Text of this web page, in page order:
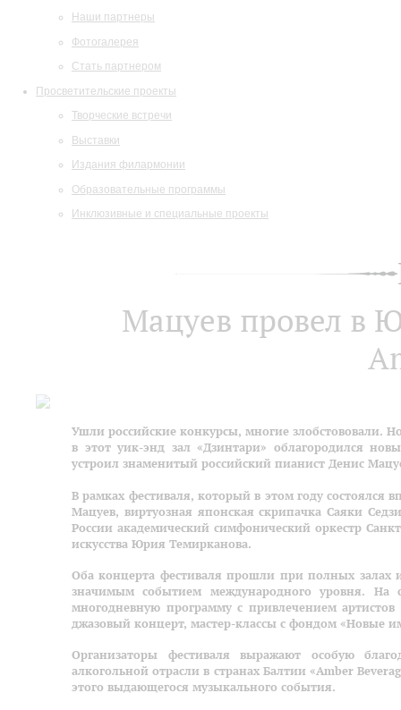
Наши партнеры
Фотогалерея
Стать партнером
Просветительские проекты
Творческие встречи
Выставки
Издания филармонии
Образовательные программы
Инклюзивные и специальные проекты
Мацуев провел в
Ушли российские конкурсы, многие злобстововали.
в этот уик-энд зал «Дзинтари» облагородился
устроил знаменитый российский пианист Денис
В рамках фестиваля, который в этом году состоялся
Мацуев, виртуозная японская скрипачка Саяки
России академический симфонический оркестр
искусства Юрия Темирканова.
Оба концерта фестиваля прошли при полных залах
значимым событием международного уровня. На
многодневную программу с привлечением
джазовый концерт, мастер-классы с фондом «Новые
Организаторы фестиваля выражают особую
алкогольной отрасли в странах Балтии «Amber
этого выдающегося музыкального события.